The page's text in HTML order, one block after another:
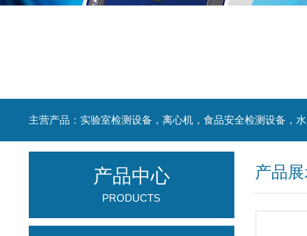
产品
产品中心
PRODUCTS